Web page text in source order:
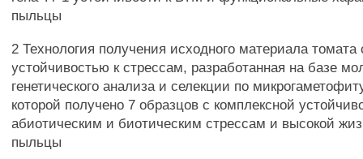
пыльцы
2 Технология получения исходного материала томата
устойчивостью к стрессам, разработанная на базе
генетического анализа и селекции по
которой получено 7 образцов с комплексной
абиотическим и биотическим стрессам и высокой
пыльцы